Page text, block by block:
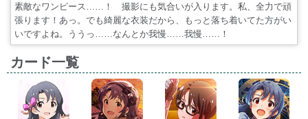
素敵なワンピース……！ 撮影にも気合いが入ります。私、全力で頑
張ります！あっ。でも綺麗な衣装だから、もっと落ち着いてた方がい
いですよね。ううっ……なんとか我慢……我慢……！
カード一覧